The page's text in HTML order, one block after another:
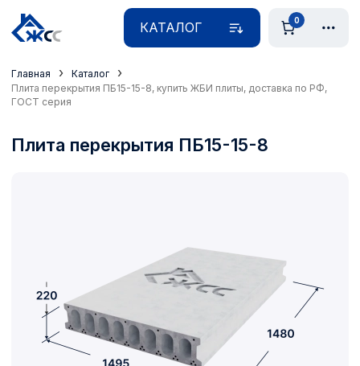
КАТАЛОГ 0
Главная › Каталог ›
Плита перекрытия ПБ15-15-8, купить ЖБИ плиты, доставка по РФ,
ГОСТ серия
Плита перекрытия ПБ15-15-8